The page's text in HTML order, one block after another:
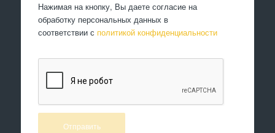
Нажимая на кнопку, Вы даете согласие на
обработку персональных данных в
соответствии с политикой конфиденциальности